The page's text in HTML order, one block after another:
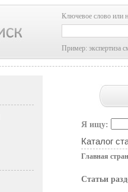
Ключевое слово или
Пример: экспертиза
Я ищу:
Каталог
Главная
Статьи